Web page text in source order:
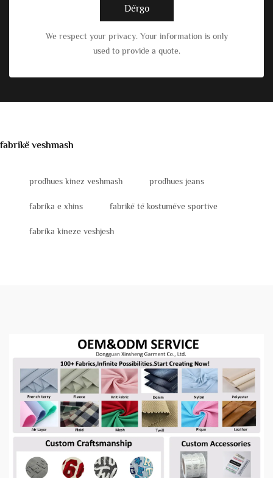
Dërgo
We respect your privacy. Your information is only
used to provide a quote.
fabrikë veshmash
prodhues kinez veshmash prodhues jeans
fabrika e xhins fabrikë të kostumëve sportive
fabrika kineze veshjesh